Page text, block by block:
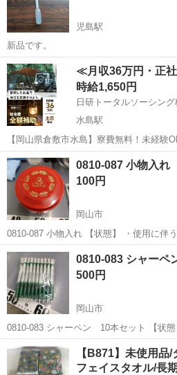
児島駅
新品です。
岡山 倉敷市 児島駅 その他
≪月収36万円・正
時給1,650円
日研トータルソーシン
水島駅
【岡山県倉敷市水島】寮費無料！未経験
《お仕事No.NS0089》 お仕事について 車の組立作業です。専用レール
に乗って流れてくる車の骨組みに、車内
り・ドア・シートなどの各...
岡山 倉敷市 その他
0810-087 小物入れ
100円
岡山市
0810-087 小物入れ 【状態】 ・使用に伴う多少のスレ、キズ、落とし
きれない汚れなどございます ・詳細は現
きは出来かねますのでご了承願います ※
は...
岡山 岡山市
0810-083 シャー
500円
岡山市
0810-083 シャーペン 10本セット 【状態】 ・使用に伴う多少のス
レ、キズ、落としきれない汚れなどござ
ください ・お値引きは出来かねますの
め...
岡山 岡山市 シャーペン
【B871】未使用品
フェイスタオル/長